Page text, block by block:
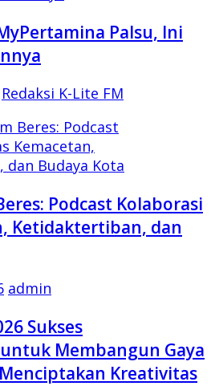
Palsu, Ini
Redaksi K-Lite FM
Podcast Kolaborasi
Ketidaktertiban, dan
admin
Sukses
Membangun Gaya
Kreativitas